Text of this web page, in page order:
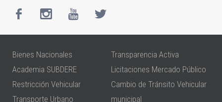
Bienes Nacionales
Academia SUBDERE
Restricción Vehicular
Transporte Urbano
Transparencia Activa
Licitaciones Mercado Público
Cambio de Tránsito Vehicular
municipal